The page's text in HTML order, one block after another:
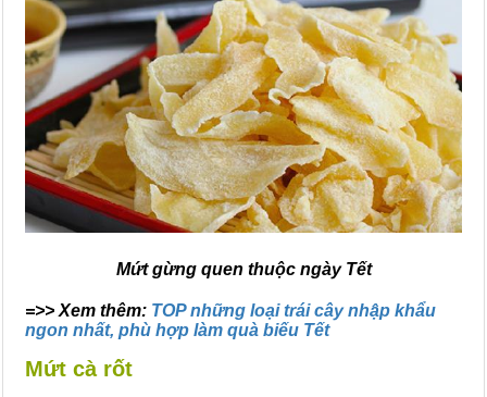
Mứt gừng quen thuộc ngày Tết
=>> Xem thêm: TOP những loại trái cây nhập khẩu
ngon nhất, phù hợp làm quà biếu Tết
Mứt cà rốt